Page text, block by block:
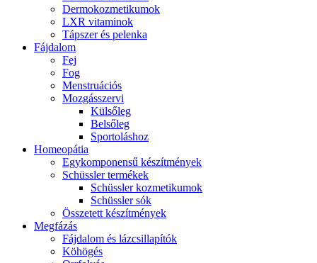
Dermokozmetikumok
LXR vitaminok
Tápszer és pelenka
Fájdalom
Fej
Fog
Menstruációs
Mozgásszervi
Külsőleg
Belsőleg
Sportoláshoz
Homeopátia
Egykomponensű készítmények
Schüssler termékek
Schüssler kozmetikumok
Schüssler sók
Összetett készítmények
Megfázás
Fájdalom és lázcsillapítók
Köhögés